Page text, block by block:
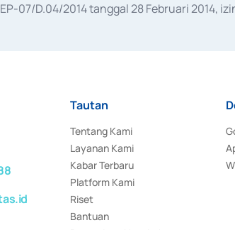
07/D.04/2014 tanggal 28 Februari 2014,
Tautan
Tentang Kami
Layanan Kami
Kabar Terbaru
Platform Kami
Riset
Bantuan